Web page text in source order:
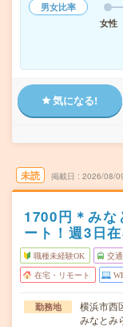
男女比率
女性
気になる!
未読 掲載日 2026/08/
1700円＊み
ート！週3日
職種未経験OK 交
在宅・リモート
勤務地
横浜市西
みなとみ